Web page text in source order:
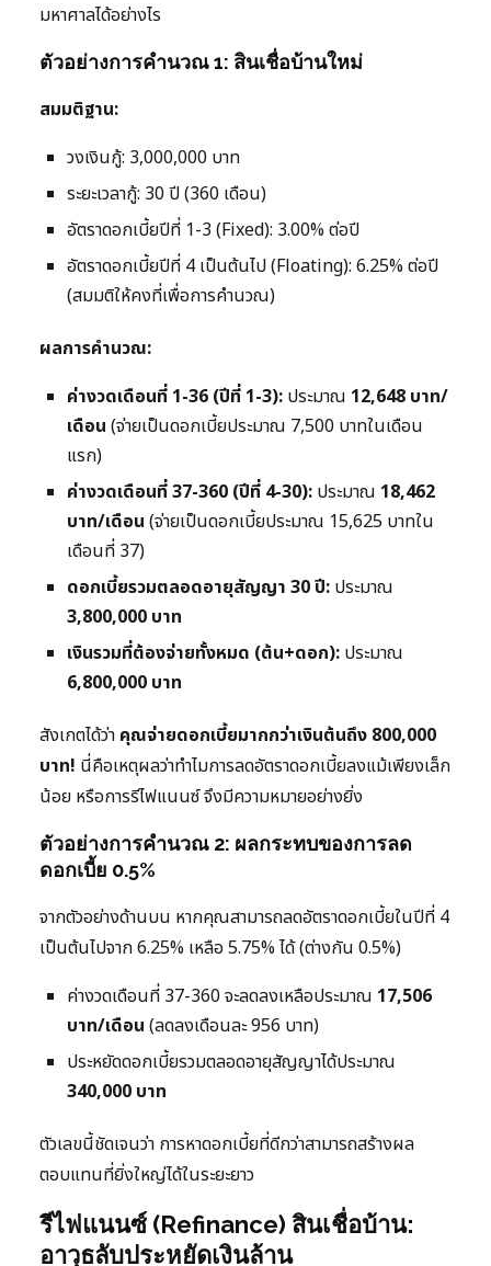
มหาศาลได้อย่างไร
ตัวอย่างการคำนวณ 1: สินเชื่อบ้านใหม่
สมมติฐาน:
วงเงินกู้: 3,000,000 บาท
ระยะเวลากู้: 30 ปี (360 เดือน)
อัตราดอกเบี้ยปีที่ 1-3 (Fixed): 3.00% ต่อปี
อัตราดอกเบี้ยปีที่ 4 เป็นต้นไป (Floating): 6.25% ต่อปี
(สมมติให้คงที่เพื่อการคำนวณ)
ผลการคำนวณ:
ค่างวดเดือนที่ 1-36 (ปีที่ 1-3): ประมาณ 12,648 บาท/
เดือน (จ่ายเป็นดอกเบี้ยประมาณ 7,500 บาทในเดือน
แรก)
ค่างวดเดือนที่ 37-360 (ปีที่ 4-30): ประมาณ 18,462
บาท/เดือน (จ่ายเป็นดอกเบี้ยประมาณ 15,625 บาทใน
เดือนที่ 37)
ดอกเบี้ยรวมตลอดอายุสัญญา 30 ปี: ประมาณ
3,800,000 บาท
เงินรวมที่ต้องจ่ายทั้งหมด (ต้น+ดอก): ประมาณ
6,800,000 บาท
สังเกตได้ว่า คุณจ่ายดอกเบี้ยมากกว่าเงินต้นถึง 800,000
บาท! นี่คือเหตุผลว่าทำไมการลดอัตราดอกเบี้ยลงแม้เพียงเล็ก
น้อย หรือการรีไฟแนนซ์ จึงมีความหมายอย่างยิ่ง
ตัวอย่างการคำนวณ 2: ผลกระทบของการลด
ดอกเบี้ย 0.5%
จากตัวอย่างด้านบน หากคุณสามารถลดอัตราดอกเบี้ยในปีที่ 4
เป็นต้นไปจาก 6.25% เหลือ 5.75% ได้ (ต่างกัน 0.5%)
ค่างวดเดือนที่ 37-360 จะลดลงเหลือประมาณ 17,506
บาท/เดือน (ลดลงเดือนละ 956 บาท)
ประหยัดดอกเบี้ยรวมตลอดอายุสัญญาได้ประมาณ
340,000 บาท
ตัวเลขนี้ชัดเจนว่า การหาดอกเบี้ยที่ดีกว่าสามารถสร้างผล
ตอบแทนที่ยิ่งใหญ่ได้ในระยะยาว
รีไฟแนนซ์ (Refinance) สินเชื่อบ้าน:
อาวุธลับประหยัดเงินล้าน